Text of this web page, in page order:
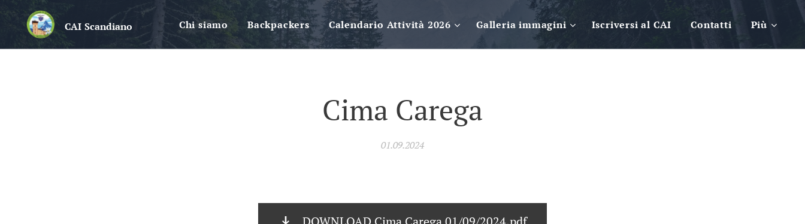
CAI Scandiano Chi siamo Backpackers Calendario Attività 2026 Galleria immagini Iscriversi al CAI Contatti Più
Cima Carega
01.09.2024